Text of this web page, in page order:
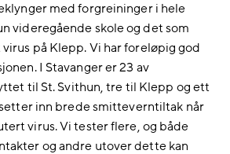
med forgreininger i hele
videregående skole og det som
på Klepp. Vi har foreløpig god
I Stavanger er 23 av
til St. Svithun, tre til Klepp og ett
inn brede smitteverntiltak når
virus. Vi tester flere, og både
og andre utover dette kan